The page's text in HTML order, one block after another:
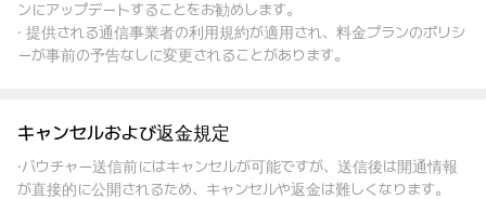
ンにアップデートすることをお勧めします。
· 提供される通信事業者の利用規約が適用され、料金プランのポリシ
ーが事前の予告なしに変更されることがあります。
キャンセルおよび返金規定
·バウチャー送信前にはキャンセルが可能ですが、送信後は開通情報
が直接的に公開されるため、キャンセルや返金は難しくなります。